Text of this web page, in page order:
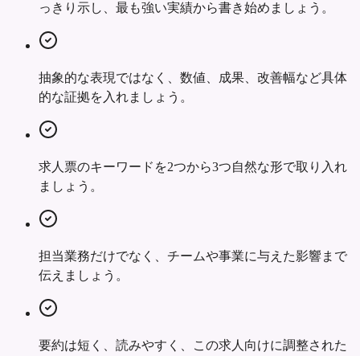
っきり示し、最も強い実績から書き始めましょう。
抽象的な表現ではなく、数値、成果、改善幅など具体
的な証拠を入れましょう。
求人票のキーワードを2つから3つ自然な形で取り入れ
ましょう。
担当業務だけでなく、チームや事業に与えた影響まで
伝えましょう。
要約は短く、読みやすく、この求人向けに調整された